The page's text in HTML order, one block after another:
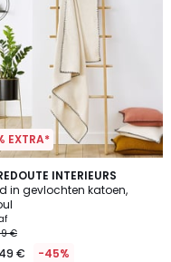
EXTRA*
INTERIEURS
in gevlochten katoen,
€
€ -45%